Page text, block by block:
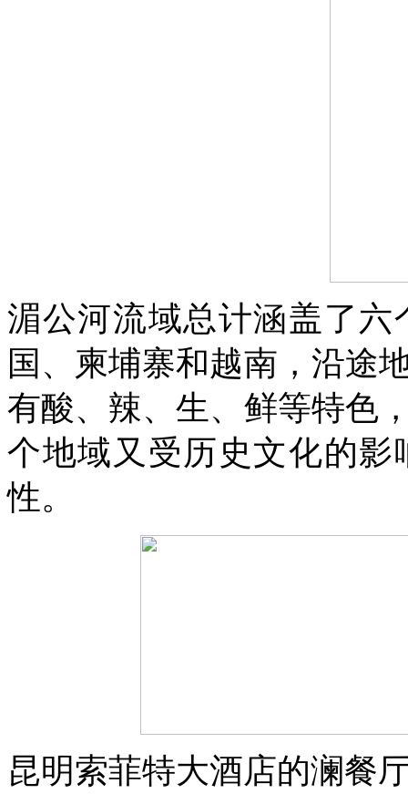
湄公河流域总计涵盖了
国、柬埔寨和越南，沿途
有酸、辣、生、鲜等特色
个地域又受历史文化的
性。
昆明索菲特大酒店的澜餐